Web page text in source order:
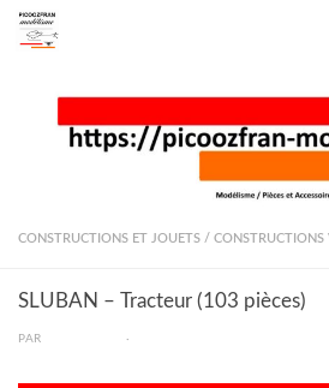
Skip to content
CONSTRUCTIONS ET JOUETS / CONSTRUCTIONS
SLUBAN – Tracteur (103 pièces)
PAR ·